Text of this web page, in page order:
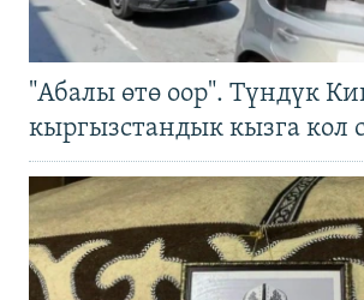
"Абалы өтө оор". Түндүк
кыргызстандык кызга кол